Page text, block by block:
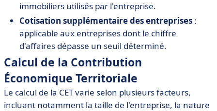
immobiliers utilisés par l'entreprise.
Cotisation supplémentaire des entreprises :
applicable aux entreprises dont le chiffre
d'affaires dépasse un seuil déterminé.
Calcul de la Contribution
Économique Territoriale
Le calcul de la CET varie selon plusieurs facteurs,
incluant notamment la taille de l'entreprise, la nature